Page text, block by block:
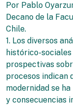
Por Pablo
Decano de la
Chile.
1. Los diversos
histórico-
prospectivas
procesos indican
modernidad se
y consecuencias